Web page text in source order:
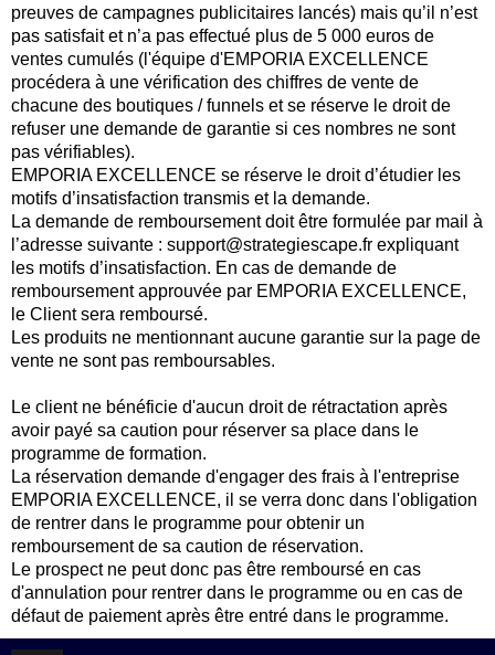
preuves de campagnes publicitaires lancés) mais qu’il n’est
pas satisfait et n’a pas effectué plus de 5 000 euros de
ventes cumulés (l'équipe d'EMPORIA EXCELLENCE
procédera à une vérification des chiffres de vente de
chacune des boutiques / funnels et se réserve le droit de
refuser une demande de garantie si ces nombres ne sont
pas vérifiables).
EMPORIA EXCELLENCE se réserve le droit d’étudier les
motifs d’insatisfaction transmis et la demande.
La demande de remboursement doit être formulée par mail à
l’adresse suivante : support@strategiescape.fr expliquant
les motifs d’insatisfaction. En cas de demande de
remboursement approuvée par EMPORIA EXCELLENCE,
le Client sera remboursé.
Les produits ne mentionnant aucune garantie sur la page de
vente ne sont pas remboursables.
Le client ne bénéficie d'aucun droit de rétractation après
avoir payé sa caution pour réserver sa place dans le
programme de formation.
La réservation demande d'engager des frais à l'entreprise
EMPORIA EXCELLENCE, il se verra donc dans l'obligation
de rentrer dans le programme pour obtenir un
remboursement de sa caution de réservation.
Le prospect ne peut donc pas être remboursé en cas
d'annulation pour rentrer dans le programme ou en cas de
défaut de paiement après être entré dans le programme.